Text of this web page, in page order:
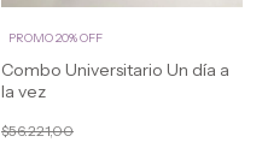
Combo Universitario Un día a
la vez
$56.221,00
PROMO 20% OFF